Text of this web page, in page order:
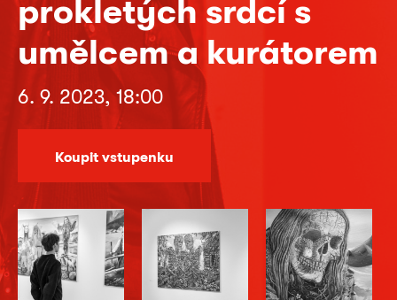
prokletých srdcí s
umělcem a kurátorem
6. 9. 2023, 18:00
Koupit vstupenku